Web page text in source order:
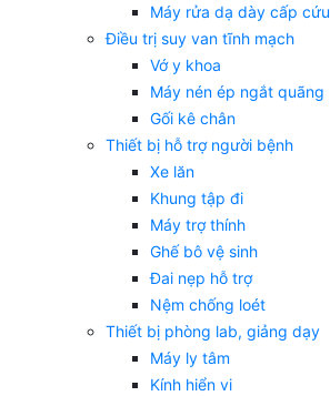
Máy rửa dạ dày cấp cứu
Điều trị suy van tĩnh mạch
Vớ y khoa
Máy nén ép ngắt quãng
Gối kê chân
Thiết bị hỗ trợ người bệnh
Xe lăn
Khung tập đi
Máy trợ thính
Ghế bô vệ sinh
Đai nẹp hỗ trợ
Nệm chống loét
Thiết bị phòng lab, giảng dạy
Máy ly tâm
Kính hiển vi